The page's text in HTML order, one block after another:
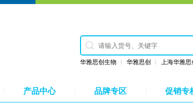
华雅思创生物 华雅思创 上海华雅思
产品中心 品牌专区 促销专